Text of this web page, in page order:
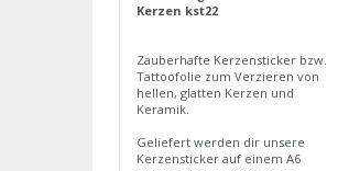
Kerzen kst22
Zauberhafte Kerzensticker bzw.
Tattoofolie zum Verzieren von
hellen, glatten Kerzen und
Keramik.
Geliefert werden dir unsere
Kerzensticker auf einem A6